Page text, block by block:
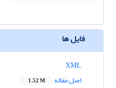
فایل ها
اصل مقاله
1.52 M